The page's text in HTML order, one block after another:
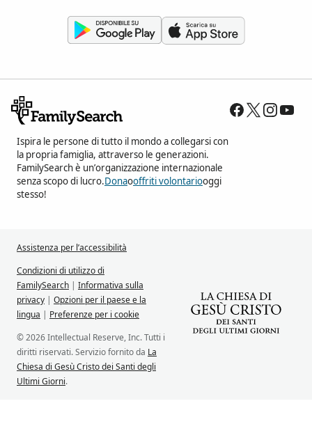
Ispira le persone di tutto il mondo a collegarsi con
la propria famiglia, attraverso le generazioni.
FamilySearch è un’organizzazione internazionale
senza scopo di lucro.Donaooffriti volontariooggi
stesso!
Assistenza per l’accessibilità
Condizioni di utilizzo di
FamilySearch | Informativa sulla
privacy | Opzioni per il paese e la
lingua | Preferenze per i cookie
© 2026 Intellectual Reserve, Inc. Tutti i
diritti riservati. Servizio fornito da La
Chiesa di Gesù Cristo dei Santi degli
Ultimi Giorni.